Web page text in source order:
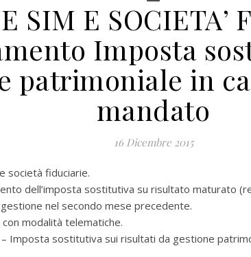
SIM E SOCIETA’
Imposta
patrimoniale in
mandato
16 Dicembre 2015
società fiduciarie.
dell’imposta sostitutiva su risultato maturato
nel secondo mese precedente.
con modalità telematiche.
– Imposta sostitutiva sui risultati da gestione